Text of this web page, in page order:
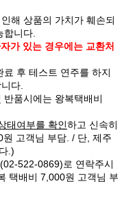
해 상품의 가치가 훼손되
니다.
가 있는 경우에는 교환처
후 테스트 연주를 하지
다.
품시에는 왕복택배비
태여부를 확인하고 신속히
고객님 부담. / 단, 제주
.)
522-0869)로 연락주시
택배비 7,000원 고객님 부